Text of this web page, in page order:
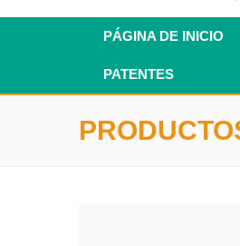
PÁGINA DE INICIO
PATENTES